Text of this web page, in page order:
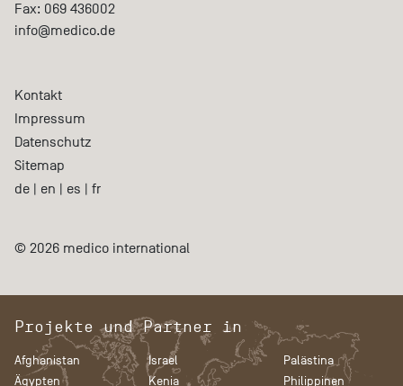
Fax: 069 436002
info@medico.de
Kontakt
Impressum
Datenschutz
Sitemap
de
en es fr
© 2026 medico international
Projekte und Partner in
Afghanistan
Ägypten
Israel
Kenia
Palästina
Philippinen